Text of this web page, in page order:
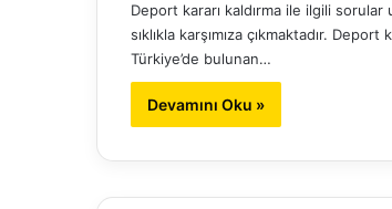
Deport kararı kaldırma ile ilgili sorular
sıklıkla karşımıza çıkmaktadır. Deport
Türkiye’de bulunan…
Devamını Oku »